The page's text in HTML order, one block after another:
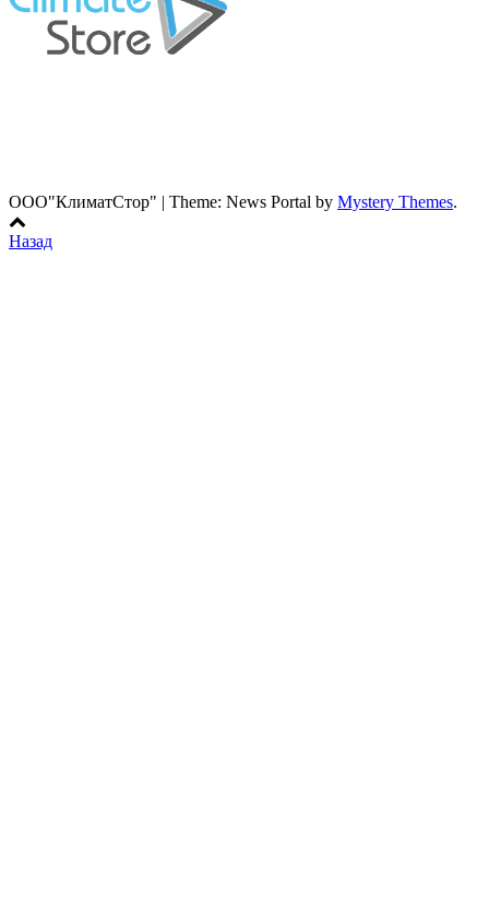
ООО"КлиматСтор" | Theme: News Portal by Mystery Themes.
Назад